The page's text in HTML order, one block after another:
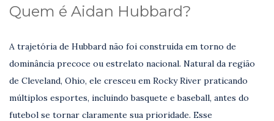
Quem é Aidan Hubbard?
A trajetória de Hubbard não foi construída em torno de
dominância precoce ou estrelato nacional. Natural da região
de Cleveland, Ohio, ele cresceu em Rocky River praticando
múltiplos esportes, incluindo basquete e baseball, antes do
futebol se tornar claramente sua prioridade. Esse